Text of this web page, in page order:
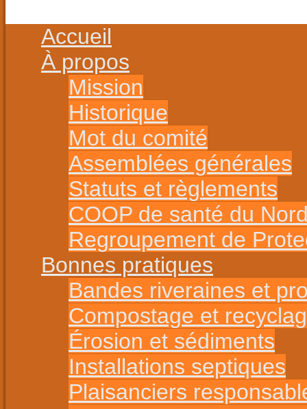
Accueil
À propos
Mission
Historique
Mot du comité
Assemblées générales
Statuts et règlements
COOP de santé du
Regroupement de
Bonnes pratiques
Bandes riveraines et
Compostage et
Érosion et sédiments
Installations septiques
Plaisanciers